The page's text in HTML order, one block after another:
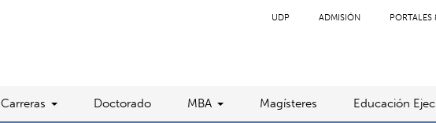
UDP ADMISIÓN PORTALES
Carreras Doctorado MBA Magísteres Educación